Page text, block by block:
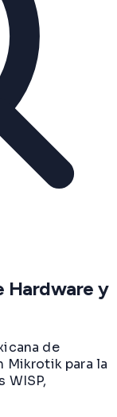
Hardware y
de
Mikrotik para la
WISP,